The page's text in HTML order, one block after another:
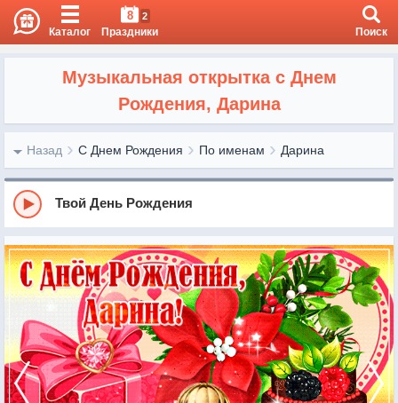
Каталог
8 2
Праздники Поиск
Музыкальная открытка с Днем
Рождения, Дарина
Назад С Днем Рождения По именам Дарина
Твой День Рождения